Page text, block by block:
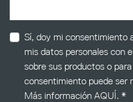
Sí, doy mi consentimiento
mis datos personales con
sobre sus productos o
consentimiento puede ser
Más información AQUÍ. *